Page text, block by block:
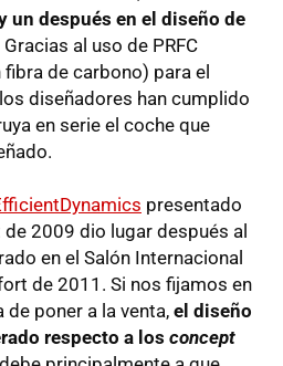
un después en el diseño de
Gracias al uso de PRFC
de carbono) para el
diseñadores han cumplido
en serie el coche que
presentado
de 2009 dio lugar después al
en el Salón Internacional
de 2011. Si nos fijamos en
de poner a la venta, el diseño
respecto a los concept